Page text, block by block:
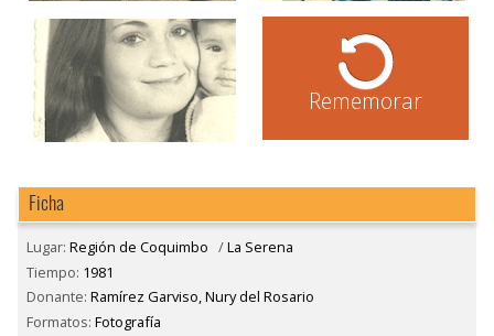
Rememorar
Ficha
Lugar: Región de Coquimbo /La Serena
Tiempo: 1981
Donante: Ramírez Garviso, Nury del Rosario
Formatos: Fotografía